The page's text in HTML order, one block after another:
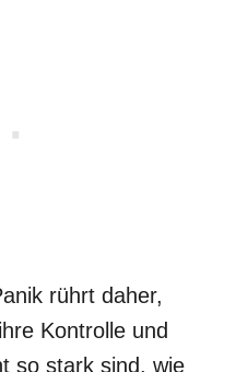
rührt daher,
Kontrolle und
so stark sind, wie